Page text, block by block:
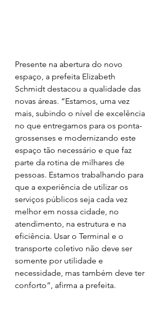
Presente na abertura do novo
espaço, a prefeita Elizabeth
Schmidt destacou a qualidade das
novas áreas. “Estamos, uma vez
mais, subindo o nível de excelência
no que entregamos para os ponta-
grossenses e modernizando este
espaço tão necessário e que faz
parte da rotina de milhares de
pessoas. Estamos trabalhando para
que a experiência de utilizar os
serviços públicos seja cada vez
melhor em nossa cidade, no
atendimento, na estrutura e na
eficiência. Usar o Terminal e o
transporte coletivo não deve ser
somente por utilidade e
necessidade, mas também deve ter
conforto”, afirma a prefeita.